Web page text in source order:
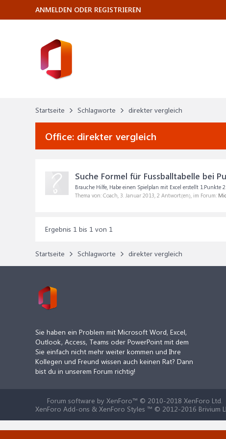
Startseite Schlagworte direkter vergleich
Office: direkter vergleich
Suche Formel für Fussballtabelle bei
Brauche Hilfe, Habe einen Spielplan mit Excel erstellt 1.Punkte
Thema von: Coach, 3. Januar 2013, 2 Antwort(en), im Forum:
Ergebnis 1 bis 1 von 1
Startseite Schlagworte direkter vergleich
ANMELDEN ODER REGISTRIEREN
Sie haben ein Problem mit Microsoft Word, Excel,
Outlook, Access, Teams oder PowerPoint mit dem
Sie einfach nicht mehr weiter kommen und Ihre
Kollegen und Freund wissen auch keinen Rat? Dann
bist du in unserem Forum richtig!
Forum software by XenForo™ © 2010-2018 XenForo Ltd.
XenForo Add-ons & XenForo Styles ™ © 2012-2016 Brivium